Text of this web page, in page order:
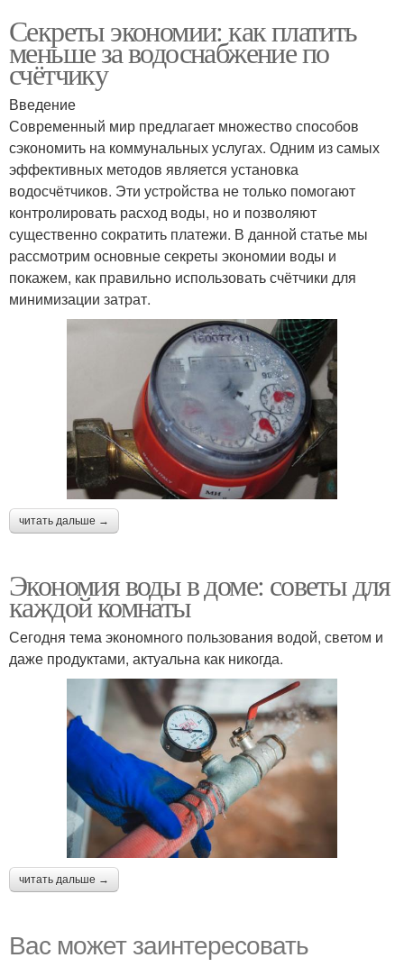
Секреты экономии: как платить
меньше за водоснабжение по
счётчику
Введение
Современный мир предлагает множество способов
сэкономить на коммунальных услугах. Одним из самых
эффективных методов является установка
водосчётчиков. Эти устройства не только помогают
контролировать расход воды, но и позволяют
существенно сократить платежи. В данной статье мы
рассмотрим основные секреты экономии воды и
покажем, как правильно использовать счётчики для
минимизации затрат.
читать дальше →
Экономия воды в доме: советы для
каждой комнаты
Сегодня тема экономного пользования водой, светом и
даже продуктами, актуальна как никогда.
читать дальше →
Вас может заинтересовать